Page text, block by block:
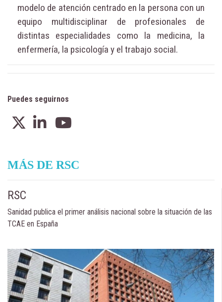
modelo de atención centrado en la persona con un
equipo multidisciplinar de profesionales de
distintas especialidades como la medicina, la
enfermería, la psicología y el trabajo social.
Puedes seguirnos
MÁS DE RSC
RSC
Sanidad publica el primer análisis nacional sobre la situación de las
TCAE en España